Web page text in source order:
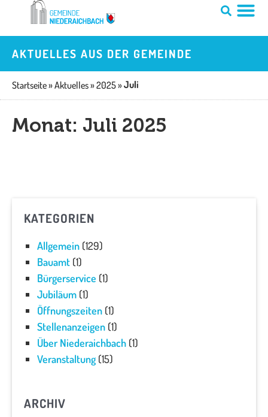
springen
AKTUELLES AUS DER GEMEINDE
Startseite»Aktuelles»2025»Juli
Monat: Juli 2025
KATEGORIEN
Allgemein(129)
Bauamt(1)
Bürgerservice (1)
Jubiläum(1)
Öffnungszeiten(1)
Stellenanzeigen(1)
Über Niederaichbach(1)
Veranstaltung(15)
ARCHIV